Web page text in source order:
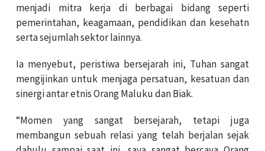
menjadi mitra kerja di berbagai bidang seperti
pemerintahan, keagamaan, pendidikan dan kesehatn
serta sejumlah sektor lainnya.
Ia menyebut, peristiwa bersejarah ini, Tuhan sangat
mengijinkan untuk menjaga persatuan, kesatuan dan
sinergi antar etnis Orang Maluku dan Biak.
“Momen yang sangat bersejarah, tetapi juga
membangun sebuah relasi yang telah berjalan sejak